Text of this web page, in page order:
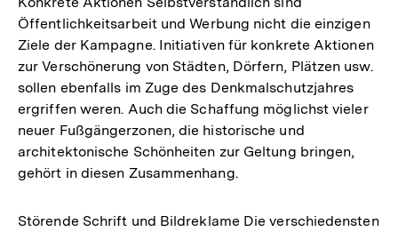
Öffentlichkeitsarbeit und Werbung nicht die einzigen
Ziele der Kampagne. Initiativen für konkrete Aktionen
zur Verschönerung von Städten, Dörfern, Plätzen usw.
sollen ebenfalls im Zuge des Denkmalschutzjahres
ergriffen weren. Auch die Schaffung möglichst vieler
neuer Fußgängerzonen, die historische und
architektonische Schönheiten zur Geltung bringen,
gehört in diesen Zusammenhang.
Störende Schrift und Bildreklame Die verschiedensten